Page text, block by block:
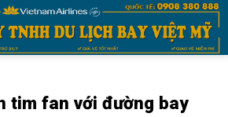
tim fan với đường bay